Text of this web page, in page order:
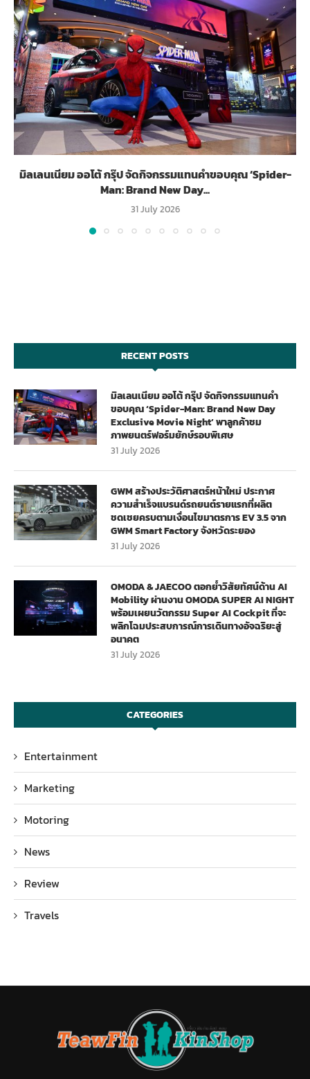
มิลเลนเนียม ออโต้ กรุ๊ป จัดกิจกรรมแทนคำขอบคุณ ‘Spider-
Man: Brand New Day...
31 July 2026
RECENT POSTS
มิลเลนเนียม ออโต้ กรุ๊ป จัดกิจกรรมแทนคำ
ขอบคุณ ‘Spider-Man: Brand New Day
Exclusive Movie Night’ พาลูกค้าชม
ภาพยนตร์ฟอร์มยักษ์รอบพิเศษ
31 July 2026
GWM สร้างประวัติศาสตร์หน้าใหม่ ประกาศ
ความสำเร็จแบรนด์รถยนต์รายแรกที่ผลิต
ชดเชยครบตามเงื่อนไขมาตรการ EV 3.5 จาก
GWM Smart Factory จังหวัดระยอง
31 July 2026
OMODA & JAECOO ตอกย้ำวิสัยทัศน์ด้าน AI
Mobility ผ่านงาน OMODA SUPER AI NIGHT
พร้อมเผยนวัตกรรม Super AI Cockpit ที่จะ
พลิกโฉมประสบการณ์การเดินทางอัจฉริยะสู่
อนาคต
31 July 2026
CATEGORIES
Entertainment
Marketing
Motoring
News
Review
Travels